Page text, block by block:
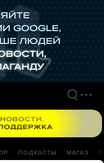
ПОДКАСТЫ МАГАЗ